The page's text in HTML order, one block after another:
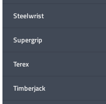
Steelwrist
Supergrip
Terex
Timberjack